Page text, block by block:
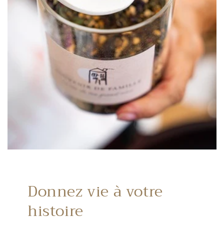
Donnez vie à votre
histoire